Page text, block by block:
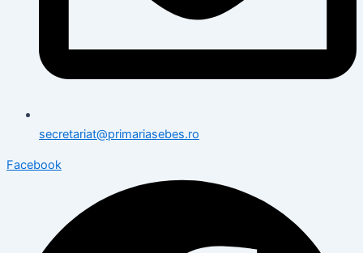
secretariat@primariasebes.ro
Facebook